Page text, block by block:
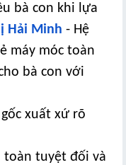
bà con khi lựa
Hải Minh - Hệ
máy móc toàn
bà con với
xuất xứ rõ
toàn tuyệt đối và